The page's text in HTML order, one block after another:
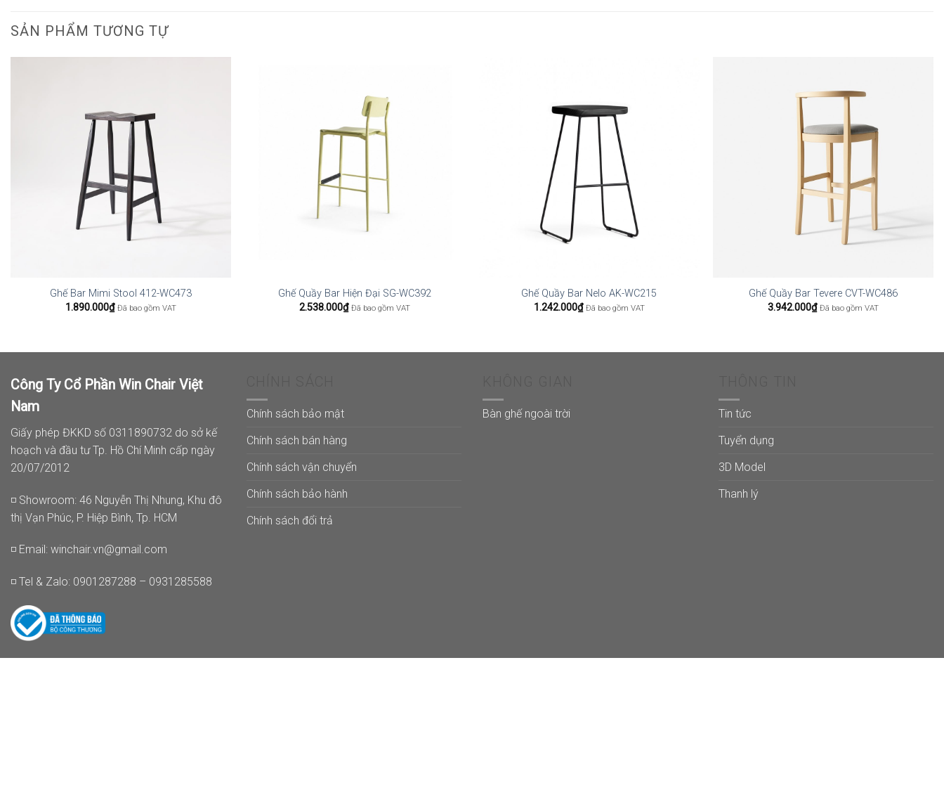
SẢN PHẨM TƯƠNG TỰ
Ghế Bar Mimi Stool 412-WC473
1.890.000₫ Đã bao gồm VAT
Ghế Quầy Bar Hiện Đại SG-WC392
2.538.000₫ Đã bao gồm VAT
Ghế Quầy Bar Nelo AK-WC215
1.242.000₫ Đã bao gồm VAT
Ghế Quầy Bar Tevere CVT-WC486
3.942.000₫ Đã bao gồm VAT
Công Ty Cổ Phần Win Chair Việt
Nam
Giấy phép ĐKKD số 0311890732 do sở kế
hoạch và đầu tư Tp. Hồ Chí Minh cấp ngày
20/07/2012
◽ Showroom: 46 Nguyễn Thị Nhung, Khu đô
thị Vạn Phúc, P. Hiệp Bình, Tp. HCM
◽ Email: winchair.vn@gmail.com
◽ Tel & Zalo: 0901287288 – 0931285588
Chính sách bảo mật
Chính sách bán hàng
Chính sách vận chuyển
Chính sách bảo hành
Chính sách đổi trả
Bàn ghế ngoài trời
Tin tức
Tuyển dụng
3D Model
Thanh lý